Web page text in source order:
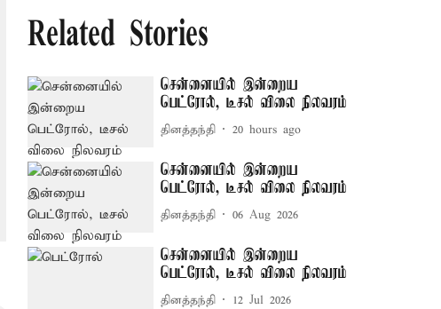
Related Stories
சென்னையில் இன்றைய
பெட்ரோல், டீசல் விலை நிலவரம்
தினத்தந்தி 20 hours ago
சென்னையில் இன்றைய
பெட்ரோல், டீசல் விலை நிலவரம்
தினத்தந்தி 06 Aug 2026
சென்னையில் இன்றைய
பெட்ரோல், டீசல் விலை நிலவரம்
தினத்தந்தி 12 Jul 2026